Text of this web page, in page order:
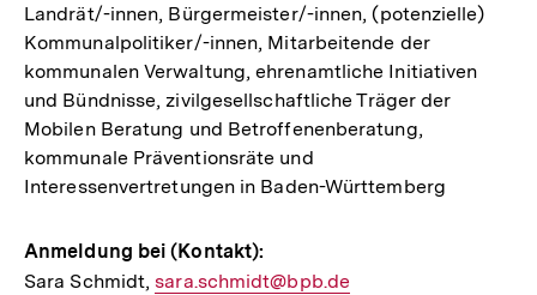
Landrät/-innen, Bürgermeister/-innen, (potenzielle)
Kommunalpolitiker/-innen, Mitarbeitende der
kommunalen Verwaltung, ehrenamtliche Initiativen
und Bündnisse, zivilgesellschaftliche Träger der
Mobilen Beratung und Betroffenenberatung,
kommunale Präventionsräte und
Interessenvertretungen in Baden-Württemberg
Anmeldung bei (Kontakt):
Sara Schmidt,E-
sara.schmidt@bpb.de